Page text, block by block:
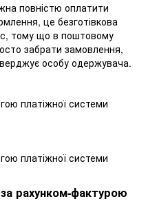
повністю оплатити
це безготівкова
тому що в поштовому
забрати замовлення,
особу одержувача.
платіжної системи
платіжної системи
рахунком-фактурою